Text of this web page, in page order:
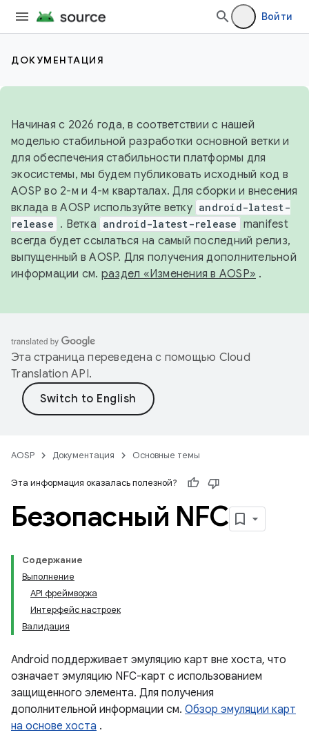
Войти
ДОКУМЕНТАЦИЯ
Начиная с 2026 года, в соответствии с нашей
моделью стабильной разработки основной ветки и
для обеспечения стабильности платформы для
экосистемы, мы будем публиковать исходный код в
AOSP во 2-м и 4-м кварталах. Для сборки и внесения
вклада в AOSP используйте ветку android-latest-
release . Ветка android-latest-release manifest
всегда будет ссылаться на самый последний релиз,
выпущенный в AOSP. Для получения дополнительной
информации см. раздел «Изменения в AOSP» .
Эта страница переведена с помощью Cloud
Translation API.
AOSP Документация Основные темы
Эта информация оказалась полезной?
Безопасный NFC
Содержание
Выполнение
API фреймворка
Интерфейс настроек
Валидация
Android поддерживает эмуляцию карт вне хоста, что
означает эмуляцию NFC-карт с использованием
защищенного элемента. Для получения
дополнительной информации см. Обзор эмуляции карт
на основе хоста .